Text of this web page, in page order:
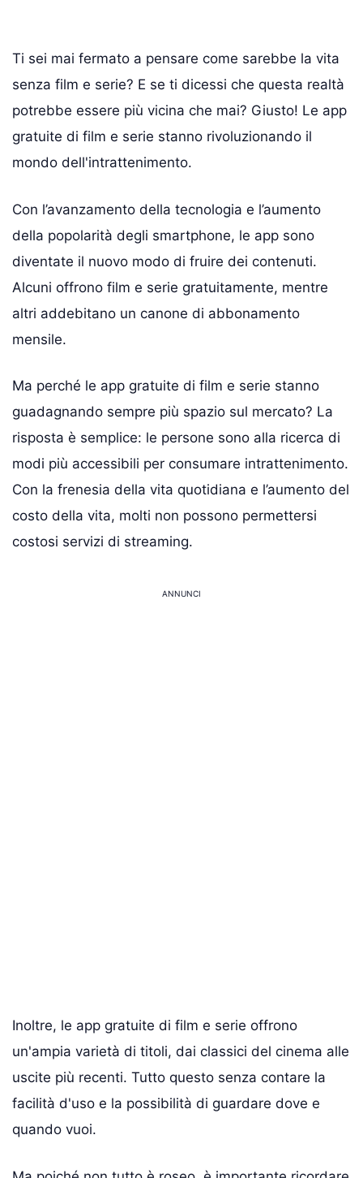
Ti sei mai fermato a pensare come sarebbe la vita
senza film e serie? E se ti dicessi che questa realtà
potrebbe essere più vicina che mai? Giusto! Le app
gratuite di film e serie stanno rivoluzionando il
mondo dell'intrattenimento.
Con l’avanzamento della tecnologia e l’aumento
della popolarità degli smartphone, le app sono
diventate il nuovo modo di fruire dei contenuti.
Alcuni offrono film e serie gratuitamente, mentre
altri addebitano un canone di abbonamento
mensile.
Ma perché le app gratuite di film e serie stanno
guadagnando sempre più spazio sul mercato? La
risposta è semplice: le persone sono alla ricerca di
modi più accessibili per consumare intrattenimento.
Con la frenesia della vita quotidiana e l’aumento del
costo della vita, molti non possono permettersi
costosi servizi di streaming.
ANNUNCI
Inoltre, le app gratuite di film e serie offrono
un'ampia varietà di titoli, dai classici del cinema alle
uscite più recenti. Tutto questo senza contare la
facilità d'uso e la possibilità di guardare dove e
quando vuoi.